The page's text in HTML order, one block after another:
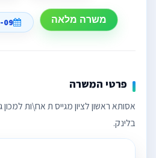
משרה מלאה
פרטי המשרה
אסותא ראשון לציון מגייס ת אח\ות
בלינק.